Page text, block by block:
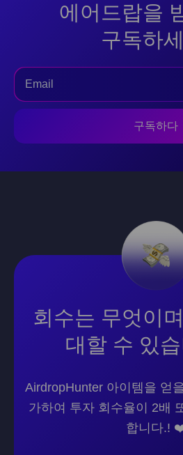
에어드랍을
구독하
구독하다
회수는 무엇이
대할 수 있
AirdropHunter 아이템을 얻
가하여 투자 회수율이 2배
합니다.!